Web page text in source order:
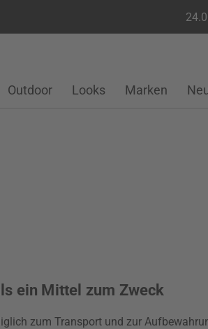
Outdoor Looks Marken
ein Mittel zum Zweck
zum Transport und zur